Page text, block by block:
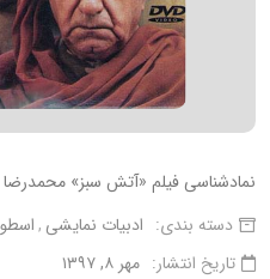
نمادشناسی فیلم «آتش سبز»
دسته بندی: ادبیات نمایشی
تاریخ انتشار: مهر ۸, ۱۳۹۷